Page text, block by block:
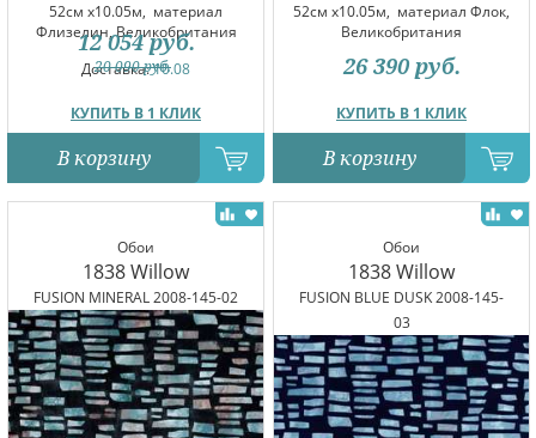
52см x10.05м, материал
Флизелин, Великобритания
Доставка:10.08
КУПИТЬ В 1 КЛИК
20 090руб.
12 054 руб.
В корзину
52см x10.05м, материал Флок,
Великобритания
КУПИТЬ В 1 КЛИК
26 390 руб.
В корзину
Обои
1838 Willow
FUSION MINERAL 2008-145-02
Обои
1838 Willow
FUSION BLUE DUSK 2008-145-
03